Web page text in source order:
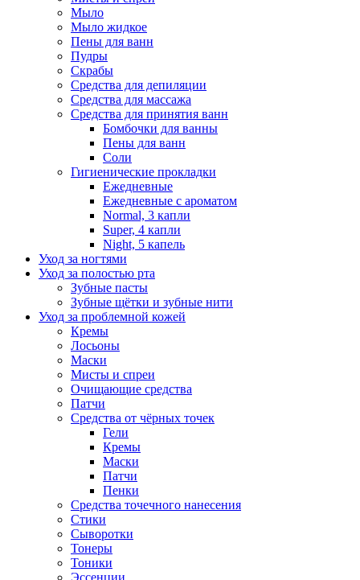
Мыло
Мыло жидкое
Пены для ванн
Пудры
Скрабы
Средства для депиляции
Средства для массажа
Средства для принятия ванн
Бомбочки для ванны
Пены для ванн
Соли
Гигиенические прокладки
Ежедневные
Ежедневные с ароматом
Normal, 3 капли
Super, 4 капли
Night, 5 капель
Уход за ногтями
Уход за полостью рта
Зубные пасты
Зубные щётки и зубные нити
Уход за проблемной кожей
Кремы
Лосьоны
Маски
Мисты и спреи
Очищающие средства
Патчи
Средства от чёрных точек
Гели
Кремы
Маски
Патчи
Пенки
Средства точечного нанесения
Стики
Сыворотки
Тонеры
Тоники